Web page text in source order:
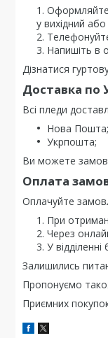
у вихідний
Напишіть в
Дізнатися
Доставка по
Всі пледи
Нова Пошта;
Укрпошта;
Ви можете
Оплата
Оплачуйте
При
Через
У
Залишились
Пропонуємо
Приємних